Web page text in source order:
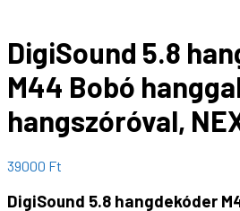
DigiSound 5.8
M44 Bobó
hangszóróval,
39000 Ft
DigiSound 5.8 hangdekóder